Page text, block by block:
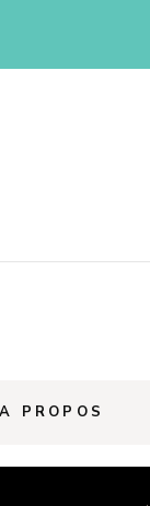
A PROPOS